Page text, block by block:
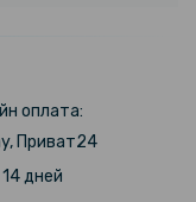
оплата:
Приват24
дней